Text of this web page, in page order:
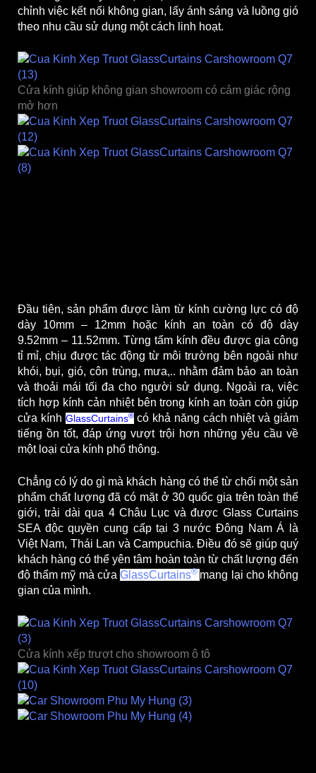
chỉnh việc kết nối không gian, lấy ánh sáng và luồng gió
theo nhu cầu sử dụng một cách linh hoạt.
Cửa kính giúp không gian showroom có cảm giác rộng
mở hơn
Đầu tiên, sản phẩm được làm từ kính cường lực có độ
dày 10mm – 12mm hoặc kính an toàn có độ dày
9.52mm – 11.52mm. Từng tấm kính đều được gia công
tỉ mỉ, chịu được tác động từ môi trường bên ngoài như
khói, bụi, gió, côn trùng, mưa,.. nhằm đảm bảo an toàn
và thoải mái tối đa cho người sử dụng. Ngoài ra, việc
tích hợp kính cản nhiệt bên trong kính an toàn còn giúp
cửa kính GlassCurtains®có khả năng cách nhiệt và giảm
tiếng ồn tốt, đáp ứng vượt trội hơn những yêu cầu về
một loại cửa kính phổ thông.
Chẳng có lý do gì mà khách hàng có thể từ chối một sản
phẩm chất lượng đã có mặt ở 30 quốc gia trên toàn thế
giới, trải dài qua 4 Châu Lục và được Glass Curtains
SEA độc quyền cung cấp tại 3 nước Đông Nam Á là
Việt Nam, Thái Lan và Campuchia. Điều đó sẽ giúp quý
khách hàng có thể yên tâm hoàn toàn từ chất lượng đến
độ thẩm mỹ mà cửa GlassCurtains®mang lại cho không
gian của mình.
Cửa kính xếp trượt cho showroom ô tô